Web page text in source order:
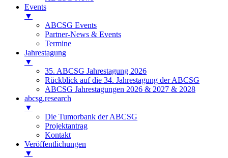
Events
▼
ABCSG Events
Partner-News & Events
Termine
Jahrestagung
▼
35. ABCSG Jahrestagung 2026
Rückblick auf die 34. Jahrestagung der ABCSG
ABCSG Jahrestagungen 2026 & 2027 & 2028
abcsg.research
▼
Die Tumorbank der ABCSG
Projektantrag
Kontakt
Veröffentlichungen
▼